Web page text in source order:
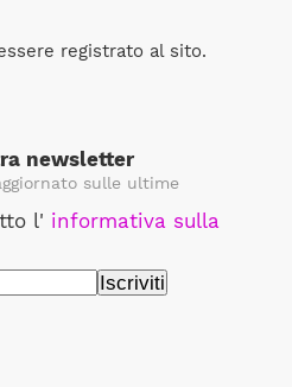
registrato al sito.
newsletter
sulle ultime
l' informativa sulla